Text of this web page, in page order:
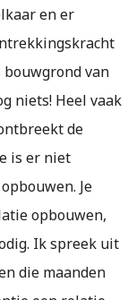
en er
bouwgrond van
niets! Heel vaak
de
is er niet
Je
opbouwen,
Ik spreek uit
die maanden